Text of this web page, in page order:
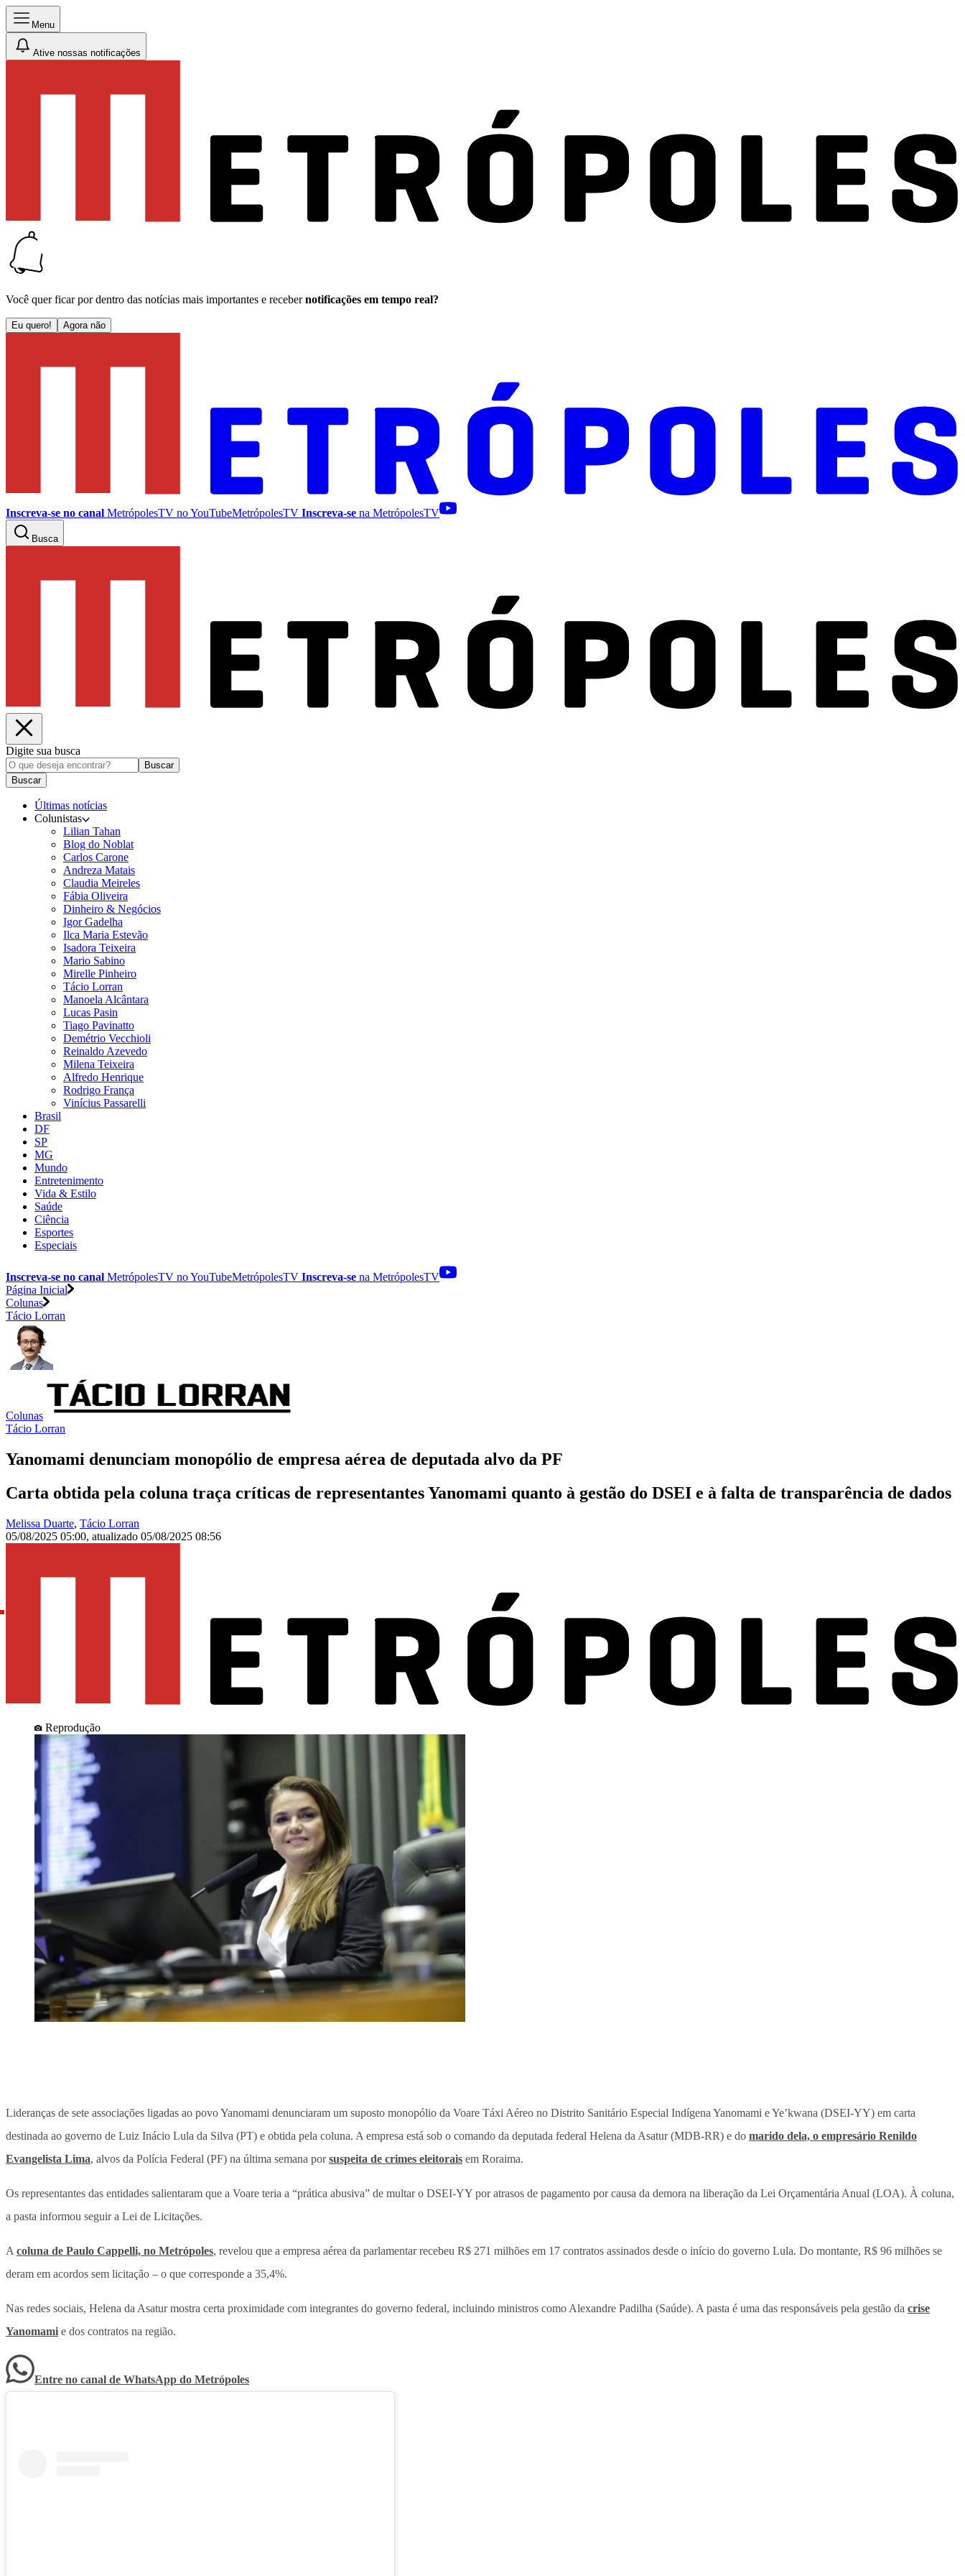
Menu
Ative nossas notificações
Você quer ficar por dentro das notícias mais importantes e receber notificações em tempo real?
Eu quero! Agora não
Inscreva-se no canal MetrópolesTV noYouTubeMetrópolesTV Inscreva-se na MetrópolesTV
Busca
Digite sua busca
Buscar
Buscar
Últimas notícias
Colunistas
Lilian Tahan
Blog do Noblat
Carlos Carone
Andreza Matais
Claudia Meireles
Fábia Oliveira
Dinheiro & Negócios
Igor Gadelha
Ilca Maria Estevão
Isadora Teixeira
Mario Sabino
Mirelle Pinheiro
Tácio Lorran
Manoela Alcântara
Lucas Pasin
Tiago Pavinatto
Demétrio Vecchioli
Reinaldo Azevedo
Milena Teixeira
Alfredo Henrique
Rodrigo França
Vinícius Passarelli
Brasil
DF
SP
MG
Mundo
Entretenimento
Vida & Estilo
Saúde
Ciência
Esportes
Especiais
Inscreva-se no canal MetrópolesTV noYouTubeMetrópolesTV Inscreva-se na MetrópolesTV
Página Inicial
Colunas
Tácio Lorran
Colunas
Tácio Lorran
Yanomami denunciam monopólio de empresa aérea de deputada alvo da PF
Carta obtida pela coluna traça críticas de representantes Yanomami quanto à gestão do DSEI e à falta de transparência de dados
Melissa Duarte, Tácio Lorran
05/08/2025 05:00, atualizado 05/08/2025 08:56
Reprodução
Lideranças de sete associações ligadas ao povo Yanomami denunciaram um suposto monopólio da Voare Táxi Aéreo no Distrito Sanitário Especial Indígena Yanomami e Ye’kwana (DSEI-YY) em carta
destinada ao governo de Luiz Inácio Lula da Silva (PT) e obtida pela coluna. A empresa está sob o comando da deputada federal Helena da Asatur (MDB-RR) e do marido dela, o empresário Renildo
Evangelista Lima, alvos da Polícia Federal (PF) na última semana porsuspeita de crimes eleitorais em Roraima.
Os representantes das entidades salientaram que a Voare teria a “prática abusiva” de multar o DSEI-YY por atrasos de pagamento por causa da demora na liberação da Lei Orçamentária Anual (LOA). À coluna,
a pasta informou seguir a Lei de Licitações.
A coluna de Paulo Cappelli, no Metrópoles, revelou que a empresa aérea da parlamentar recebeu R$ 271 milhões em 17 contratos assinados desde o início do governo Lula. Do montante, R$ 96 milhões se
deram em acordos sem licitação – o que corresponde a 35,4%.
Nas redes sociais, Helena da Asatur mostra certa proximidade com integrantes do governo federal, incluindo ministros como Alexandre Padilha (Saúde). A pasta é uma das responsáveis pela gestão da crise
Yanomami e dos contratos na região.
Entre no canal de WhatsApp do Metrópoles